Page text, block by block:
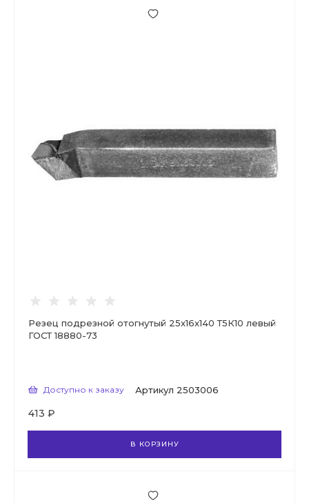
Резец подрезной отогнутый 25х16х140 Т5К10 левый
ГОСТ 18880-73
Доступно к заказу Артикул 2503006
413 ₽
В КОРЗИНУ